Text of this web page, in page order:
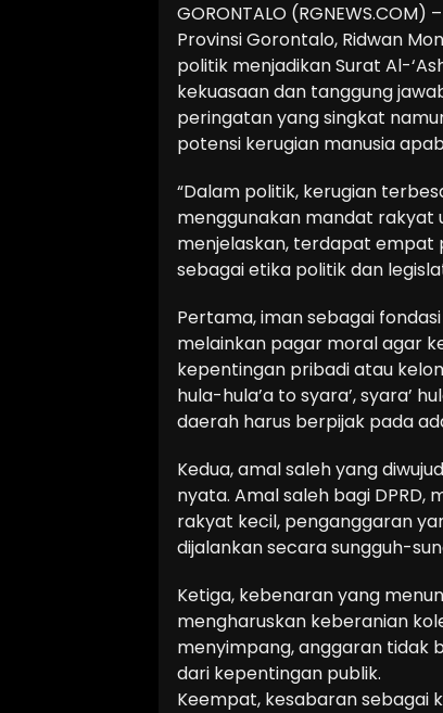
GORONTALO
Provinsi Gorontalo, Ridwan
politik menjadikan Surat Al-
kekuasaan dan tanggung
peringatan yang singkat
potensi kerugian manusia
“Dalam politik, kerugian
menggunakan mandat rakyat
menjelaskan, terdapat empat
sebagai etika politik dan
Pertama, iman sebagai
melainkan pagar moral agar
kepentingan pribadi atau
hula-hula’a to syara’, syara’
daerah harus berpijak pada
Kedua, amal saleh yang
nyata. Amal saleh bagi
rakyat kecil, penganggaran
dijalankan secara sungguh-
Ketiga, kebenaran yang
mengharuskan keberanian
menyimpang, anggaran tidak
dari kepentingan publik.
Keempat, kesabaran sebagai